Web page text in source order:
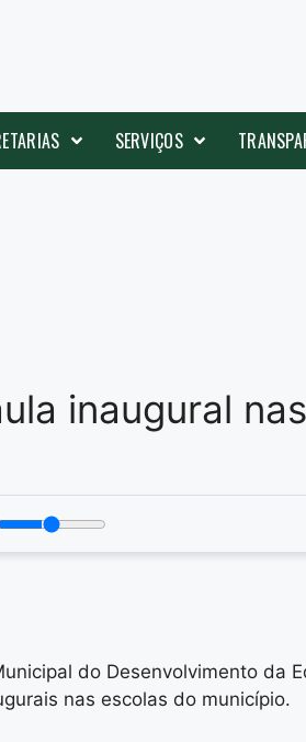
SERVIÇOS
inaugural
do Desenvolvimento da
nas escolas do município.